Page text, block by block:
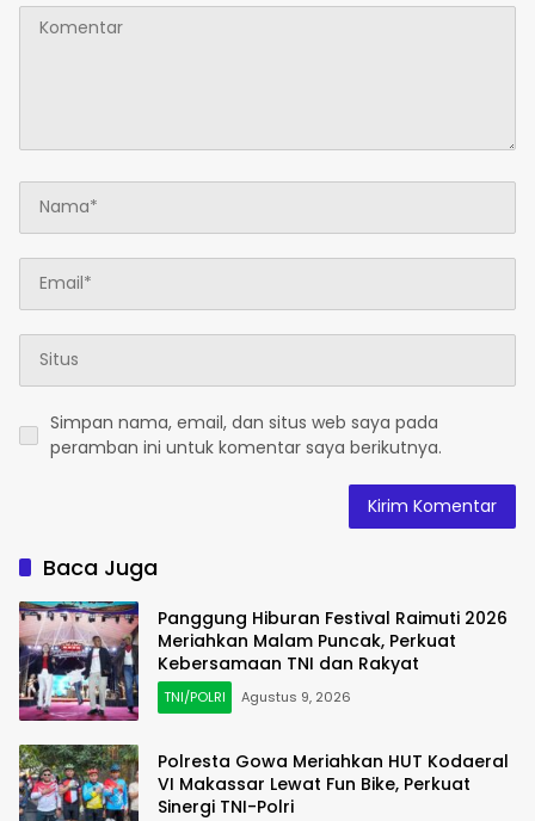
Simpan nama, email, dan situs web saya pada
peramban ini untuk komentar saya berikutnya.
Baca Juga
Panggung Hiburan Festival Raimuti 2026
Meriahkan Malam Puncak, Perkuat
Kebersamaan TNI dan Rakyat
TNI/POLRI Agustus 9, 2026
Polresta Gowa Meriahkan HUT Kodaeral
VI Makassar Lewat Fun Bike, Perkuat
Sinergi TNI-Polri